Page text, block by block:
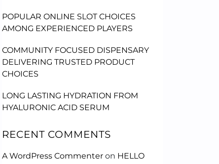
POPULAR ONLINE SLOT CHOICES
AMONG EXPERIENCED PLAYERS
COMMUNITY FOCUSED DISPENSARY
DELIVERING TRUSTED PRODUCT
CHOICES
LONG LASTING HYDRATION FROM
HYALURONIC ACID SERUM
RECENT COMMENTS
A WordPress Commenter on HELLO